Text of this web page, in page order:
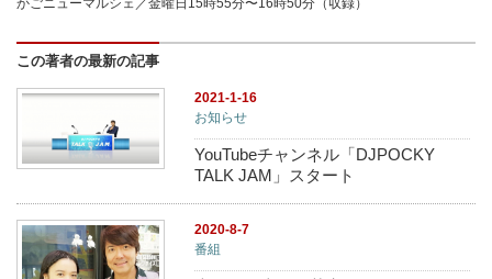
かごニューマルシェ／金曜日15時55分〜16時50分（収録）
この著者の最新の記事
2021-1-16
お知らせ
YouTubeチャンネル「DJPOCKY
TALK JAM」スタート
2020-8-7
番組